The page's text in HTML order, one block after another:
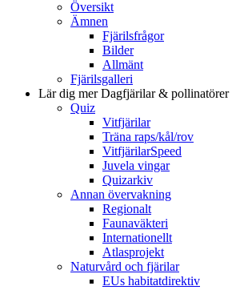
Översikt
Ämnen
Fjärilsfrågor
Bilder
Allmänt
Fjärilsgalleri
Lär dig merDagfjärilar & pollinatörer
Quiz
Vitfjärilar
Träna raps/kål/rov
VitfjärilarSpeed
Juvela vingar
Quizarkiv
Annan övervakning
Regionalt
Faunaväkteri
Internationellt
Atlasprojekt
Naturvård och fjärilar
EUs habitatdirektiv